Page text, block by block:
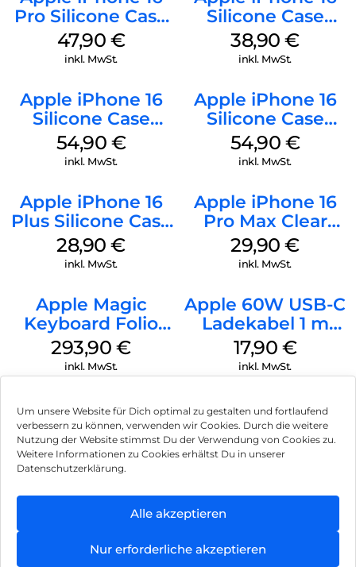
Um unsere Website für Dich optimal zu gestalten und fortlaufend
verbessern zu können, verwenden wir Cookies. Durch die weitere
Nutzung der Website stimmst Du der Verwendung von Cookies zu.
Weitere Informationen zu Cookies erhältst Du in unserer
Datenschutzerklärung.
Alle akzeptieren
Nur erforderliche akzeptieren
Pro Silicone Case
MagSafe Denim
47,90 €
inkl. MwSt.
Silicone Case
MagSafe
Ultramarine
38,90€
inkl. MwSt.
Apple iPhone 16
Silicone Case
MagSafe Lake
Green
54,90 €
inkl. MwSt.
Apple iPhone 16
Silicone Case
MagSafe Black
54,90 €
inkl. MwSt.
Apple iPhone 16
Plus Silicone Case
MagSafe Black
28,90€
inkl. MwSt.
Apple iPhone 16
Pro Max Clear
Case MagSafe
Transparent
29,90€
inkl. MwSt.
Apple Magic
Keyboard Folio
iPad 10.9″ (10.Gen.)
Weiß
293,90€
inkl. MwSt.
Apple 60W USB-C
Ladekabel 1 m
Weiß
17,90 €
inkl. MwSt.
Impressum
Können wir Dir behilflich sein?